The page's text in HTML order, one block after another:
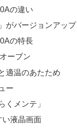
の違い
がバージョンアップ
の特長
ーブン
適温のあたため
ー
くメンテ」
い液晶画面